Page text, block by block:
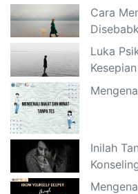
Cara
Luka
Kesepian
Inilah